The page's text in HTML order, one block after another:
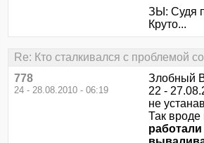
ЗЫ: Судя
Круто...
Re: Кто сталкивался с проблемой
778
24 - 28.08.2010 - 06:19
Злобный
22 -
не
Так вроде